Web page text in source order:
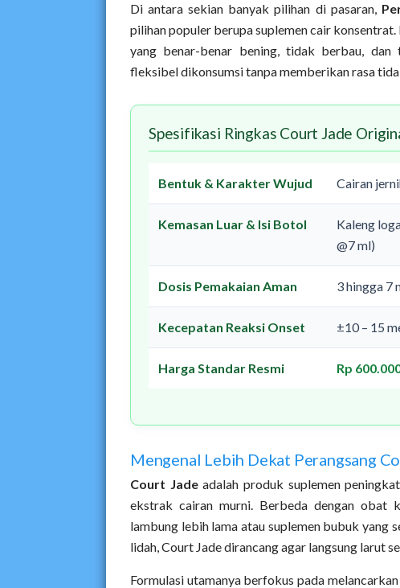
Di antara sekian banyak pilihan di pasaran,
pilihan populer berupa suplemen cair
yang benar-benar bening, tidak berbau, dan
fleksibel dikonsumsi tanpa memberikan rasa
Spesifikasi Ringkas Court Jade
Bentuk & Karakter Wujud Cairan
Kemasan Luar & Isi Botol
Kaleng
@7 ml)
Dosis Pemakaian Aman 3 hingga 7
Kecepatan Reaksi Onset ±10 – 15
Harga Standar Resmi Rp
Mengenal Lebih Dekat Perangsang
Court Jadeadalah produk suplemen
ekstrak cairan murni. Berbeda dengan obat
lambung lebih lama atau suplemen bubuk yang
lidah, Court Jade dirancang agar langsung larut
Formulasi utamanya berfokus pada